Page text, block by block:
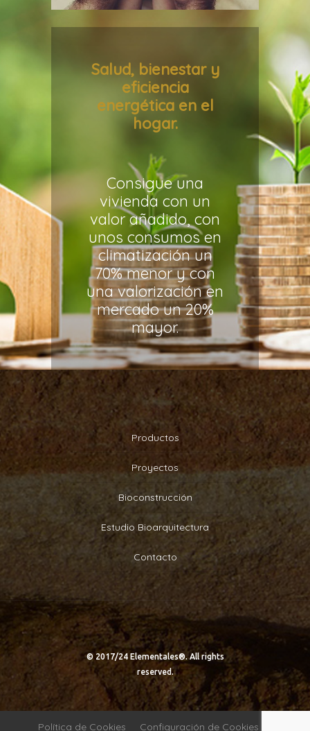
Salud, bienestar y
eficiencia
energética en el
hogar.
Consigue una
vivienda con un
valor añadido, con
unos consumos en
climatización un
70% menor y con
una valorización en
mercado un 20%
mayor.
Productos
Proyectos
Bioconstrucción
Estudio Bioarquitectura
Contacto
© 2017/24 Elementales®. All rights
reserved.
Política de Cookies Configuración de Cookies